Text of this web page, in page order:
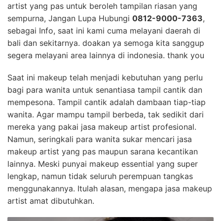
artist yang pas untuk beroleh tampilan riasan yang
sempurna, Jangan Lupa Hubungi 0812-9000-7363,
sebagai Info, saat ini kami cuma melayani daerah di
bali dan sekitarnya. doakan ya semoga kita sanggup
segera melayani area lainnya di indonesia. thank you
Saat ini makeup telah menjadi kebutuhan yang perlu
bagi para wanita untuk senantiasa tampil cantik dan
mempesona. Tampil cantik adalah dambaan tiap-tiap
wanita. Agar mampu tampil berbeda, tak sedikit dari
mereka yang pakai jasa makeup artist profesional.
Namun, seringkali para wanita sukar mencari jasa
makeup artist yang pas maupun sarana kecantikan
lainnya. Meski punyai makeup essential yang super
lengkap, namun tidak seluruh perempuan tangkas
menggunakannya. Itulah alasan, mengapa jasa makeup
artist amat dibutuhkan.